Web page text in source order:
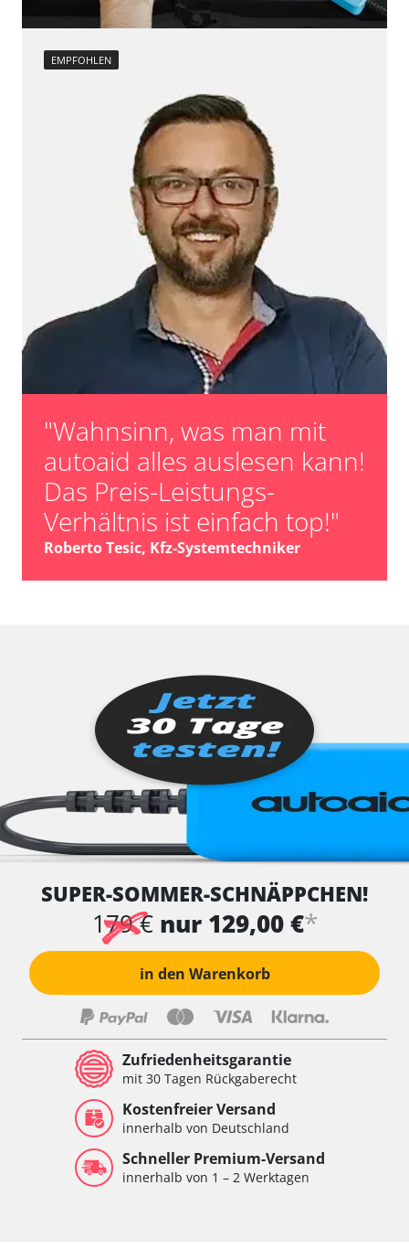
EMPFOHLEN
"Wahnsinn, was man mit
autoaid alles auslesen kann!
Das Preis-Leistungs-
Verhältnis ist einfach top!"
Roberto Tesic, Kfz-Systemtechniker
SUPER-SOMMER-SCHNÄPPCHEN!
179 € nur 129,00 €*
in den Warenkorb
Zufriedenheitsgarantie
mit 30 Tagen Rückgaberecht
Kostenfreier Versand
innerhalb von Deutschland
Schneller Premium-Versand
innerhalb von 1 – 2 Werktagen